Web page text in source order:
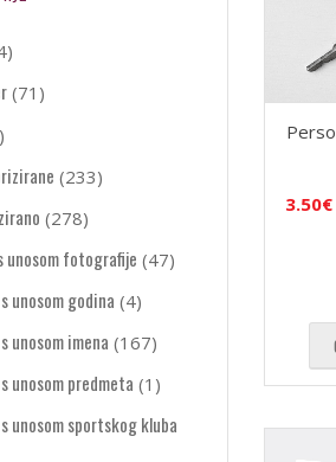
(71)
(233)
(278)
unosom fotografije (47)
unosom godina (4)
unosom imena (167)
unosom predmeta (1)
unosom sportskog kluba
3.50€